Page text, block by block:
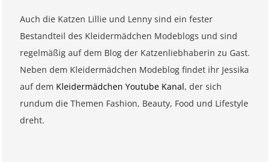
Auch die Katzen Lillie und Lenny sind ein fester
Bestandteil des Kleidermädchen Modeblogs und sind
regelmäßig auf dem Blog der Katzenliebhaberin zu Gast.
Neben dem Kleidermädchen Modeblog findet ihr Jessika
auf dem Kleidermädchen Youtube Kanal, der sich
rundum die Themen Fashion, Beauty, Food und Lifestyle
dreht.